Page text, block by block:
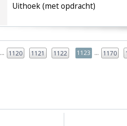
‎Uithoek (met opdracht)‎
... 1120 1121 1122 1123 ... 1170